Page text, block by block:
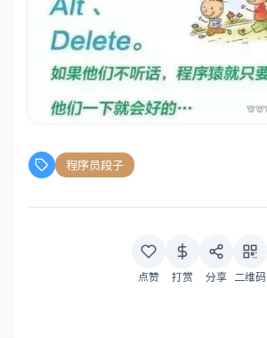
程序员段子
点赞 打赏 分享 二维码